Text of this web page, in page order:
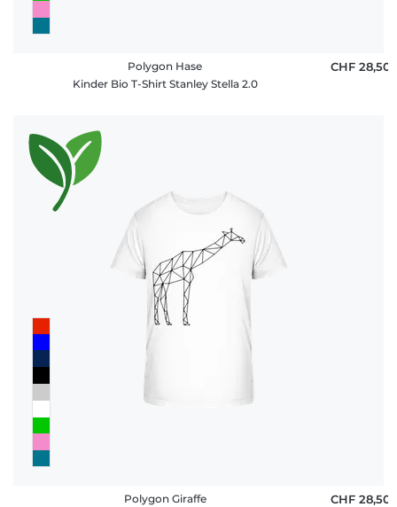
Polygon Hase
Kinder Bio T-Shirt Stanley Stella 2.0
CHF 28,50
Polygon Giraffe
CHF 28,50